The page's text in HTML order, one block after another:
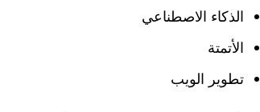
الذكاء الاصطناعي
الأتمتة
تطوير الويب